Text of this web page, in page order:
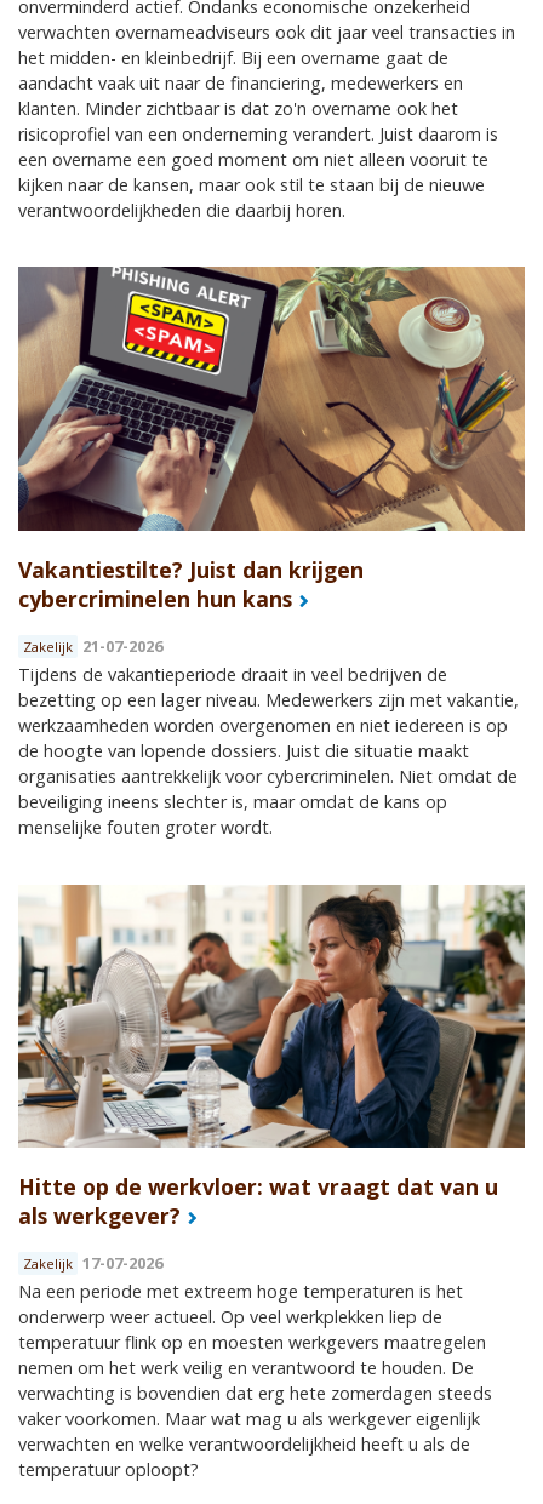
onverminderd actief. Ondanks economische onzekerheid
verwachten overnameadviseurs ook dit jaar veel transacties in
het midden- en kleinbedrijf. Bij een overname gaat de
aandacht vaak uit naar de financiering, medewerkers en
klanten. Minder zichtbaar is dat zo'n overname ook het
risicoprofiel van een onderneming verandert. Juist daarom is
een overname een goed moment om niet alleen vooruit te
kijken naar de kansen, maar ook stil te staan bij de nieuwe
verantwoordelijkheden die daarbij horen.
Vakantiestilte? Juist dan krijgen
cybercriminelen hun kans
Zakelijk 21-07-2026
Tijdens de vakantieperiode draait in veel bedrijven de
bezetting op een lager niveau. Medewerkers zijn met vakantie,
werkzaamheden worden overgenomen en niet iedereen is op
de hoogte van lopende dossiers. Juist die situatie maakt
organisaties aantrekkelijk voor cybercriminelen. Niet omdat de
beveiliging ineens slechter is, maar omdat de kans op
menselijke fouten groter wordt.
Hitte op de werkvloer: wat vraagt dat van u
als werkgever?
Zakelijk 17-07-2026
Na een periode met extreem hoge temperaturen is het
onderwerp weer actueel. Op veel werkplekken liep de
temperatuur flink op en moesten werkgevers maatregelen
nemen om het werk veilig en verantwoord te houden. De
verwachting is bovendien dat erg hete zomerdagen steeds
vaker voorkomen. Maar wat mag u als werkgever eigenlijk
verwachten en welke verantwoordelijkheid heeft u als de
temperatuur oploopt?